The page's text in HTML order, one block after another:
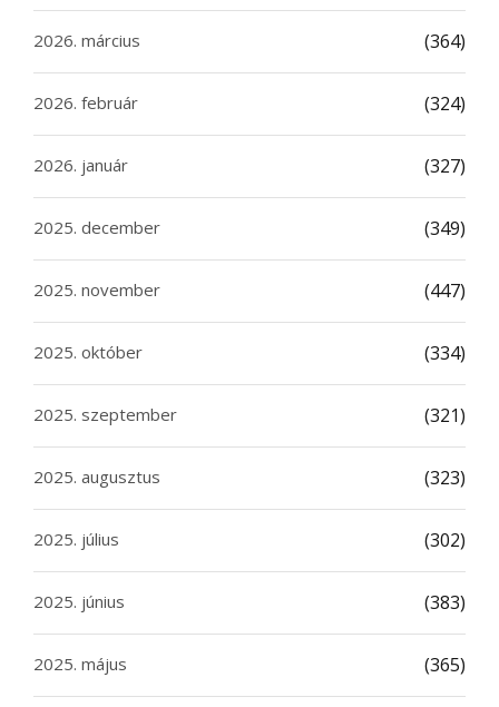
2026. március (364)
2026. február (324)
2026. január (327)
2025. december (349)
2025. november (447)
2025. október (334)
2025. szeptember (321)
2025. augusztus (323)
2025. július (302)
2025. június (383)
2025. május (365)